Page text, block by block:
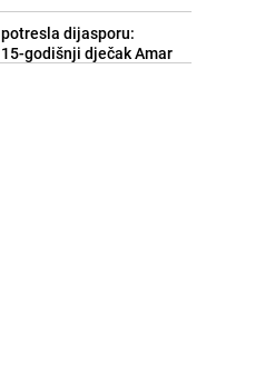
dijasporu:
godišnji dječak Amar